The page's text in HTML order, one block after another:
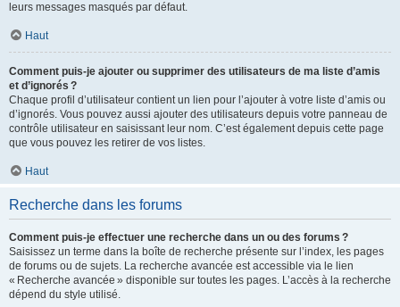
leurs messages masqués par défaut.
Haut
Comment puis-je ajouter ou supprimer des utilisateurs de ma liste d’amis
et d’ignorés ?
Chaque profil d’utilisateur contient un lien pour l’ajouter à votre liste d’amis ou
d’ignorés. Vous pouvez aussi ajouter des utilisateurs depuis votre panneau de
contrôle utilisateur en saisissant leur nom. C’est également depuis cette page
que vous pouvez les retirer de vos listes.
Haut
Recherche dans les forums
Comment puis-je effectuer une recherche dans un ou des forums ?
Saisissez un terme dans la boîte de recherche présente sur l’index, les pages
de forums ou de sujets. La recherche avancée est accessible via le lien
« Recherche avancée » disponible sur toutes les pages. L’accès à la recherche
dépend du style utilisé.